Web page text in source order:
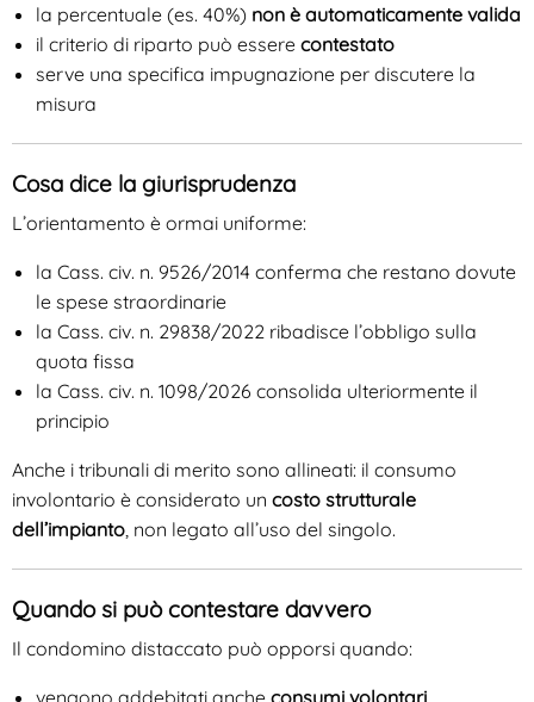
la percentuale (es. 40%) non è automaticamente valida
il criterio di riparto può essere contestato
serve una specifica impugnazione per discutere la
misura
Cosa dice la giurisprudenza
L’orientamento è ormai uniforme:
la Cass. civ. n. 9526/2014 conferma che restano dovute
le spese straordinarie
la Cass. civ. n. 29838/2022 ribadisce l’obbligo sulla
quota fissa
la Cass. civ. n. 1098/2026 consolida ulteriormente il
principio
Anche i tribunali di merito sono allineati: il consumo
involontario è considerato un costo strutturale
dell’impianto, non legato all’uso del singolo.
Quando si può contestare davvero
Il condomino distaccato può opporsi quando: